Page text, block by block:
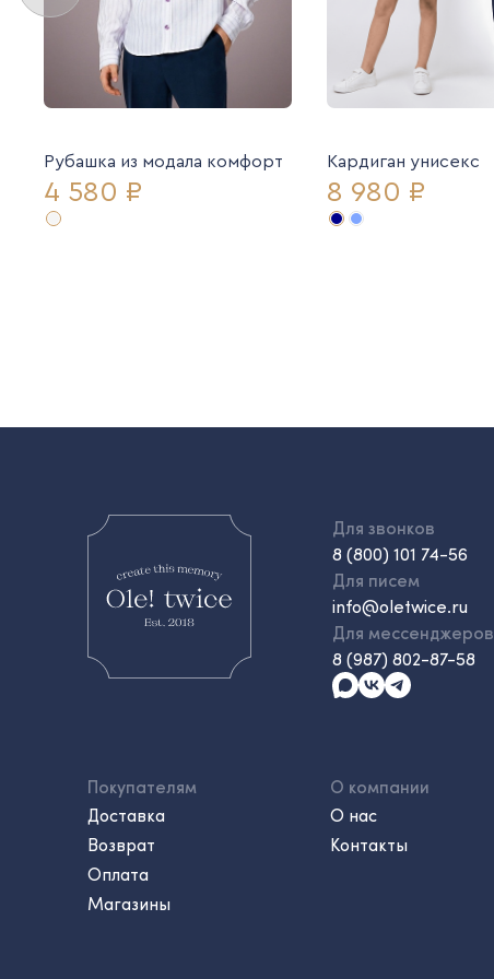
Рубашка из модала комфорт
4 580 ₽
Кардиган унисекс
8 980 ₽
Для звонков
8 (800) 101 74-56
Для писем
info@oletwice.ru
Для мессенджеров
8 (987) 802-87-58
Покупателям
Доставка
Возврат
Оплата
Магазины
О компании
О нас
Контакты